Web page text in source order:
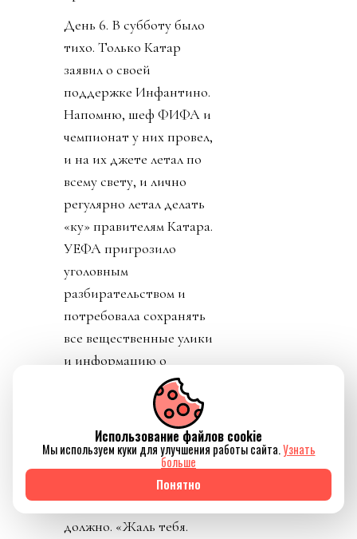
День 6. В субботу было
тихо. Только Катар
заявил о своей
поддержке Инфантино.
Напомню, шеф ФИФА и
чемпионат у них провел,
и на их джете летал по
всему свету, и лично
регулярно летал делать
«ку» правителям Катара.
УЕФА пригрозило
уголовным
разбирательством и
потребовала сохранять
все вещественные улики
и информацию о
День 7. В прессу
вбросили рассказы о
том, как Инфантино
буллили в детстве.
Публика восприняла как
должно. «Жаль тебя.
Использование файлов cookie
Мы используем куки для улучшения работы сайта.Узнать
больше
Понятно